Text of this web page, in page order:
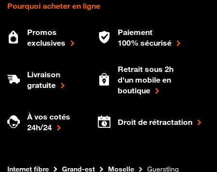
Pourquoi acheter en ligne
Promos
exclusives
Paiement
100% sécurisé
Livraison
gratuite
Retrait sous 2h
d'un mobile en
boutique
À vos cotés
24h/24
Droit de rétractation
Boutique Orange
Internet fibre Grand-est Moselle Guerstling